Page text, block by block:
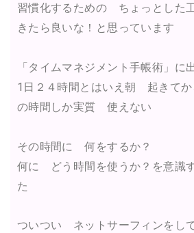
習慣化するための ちょっとした
きたら良いな！と思っています
「タイムマネジメント手帳術」に
1日２４時間とはいえ朝 起きて
の時間しか実質 使えない
その時間に 何をするか？
何に どう時間を使うか？を意識
た
ついつい ネットサーフィンをし